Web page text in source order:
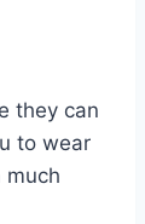
they can
to wear
much